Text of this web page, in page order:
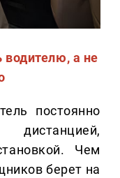
а не
постоянно
Чем
берет на